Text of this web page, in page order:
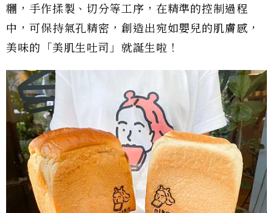
糰，手作揉製、切分等工序，在精準的控制過程
中，可保持氣孔精密，創造出宛如嬰兒的肌膚感，
美味的「美肌生吐司」就誕生啦！